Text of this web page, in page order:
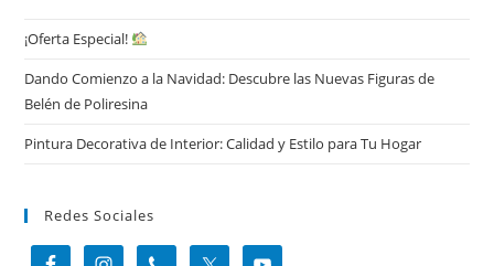
¡Oferta Especial!
Dando Comienzo a la Navidad: Descubre las Nuevas Figuras de
Belén de Poliresina
Pintura Decorativa de Interior: Calidad y Estilo para Tu Hogar
Redes Sociales